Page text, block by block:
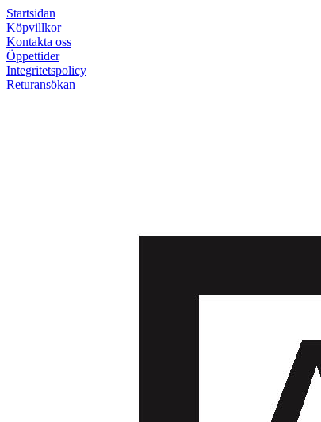
Startsidan
Köpvillkor
Kontakta oss
Öppettider
Integritetspolicy
Returansökan